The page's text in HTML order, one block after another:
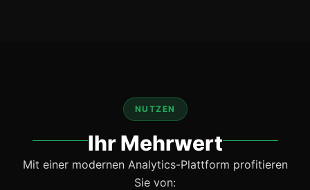
NUTZEN
Ihr Mehrwert
Mit einer modernen Analytics-Plattform profitieren
Sie von: